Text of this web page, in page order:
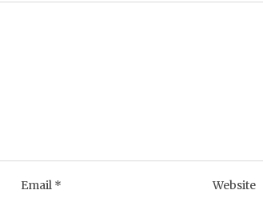
Email * Website